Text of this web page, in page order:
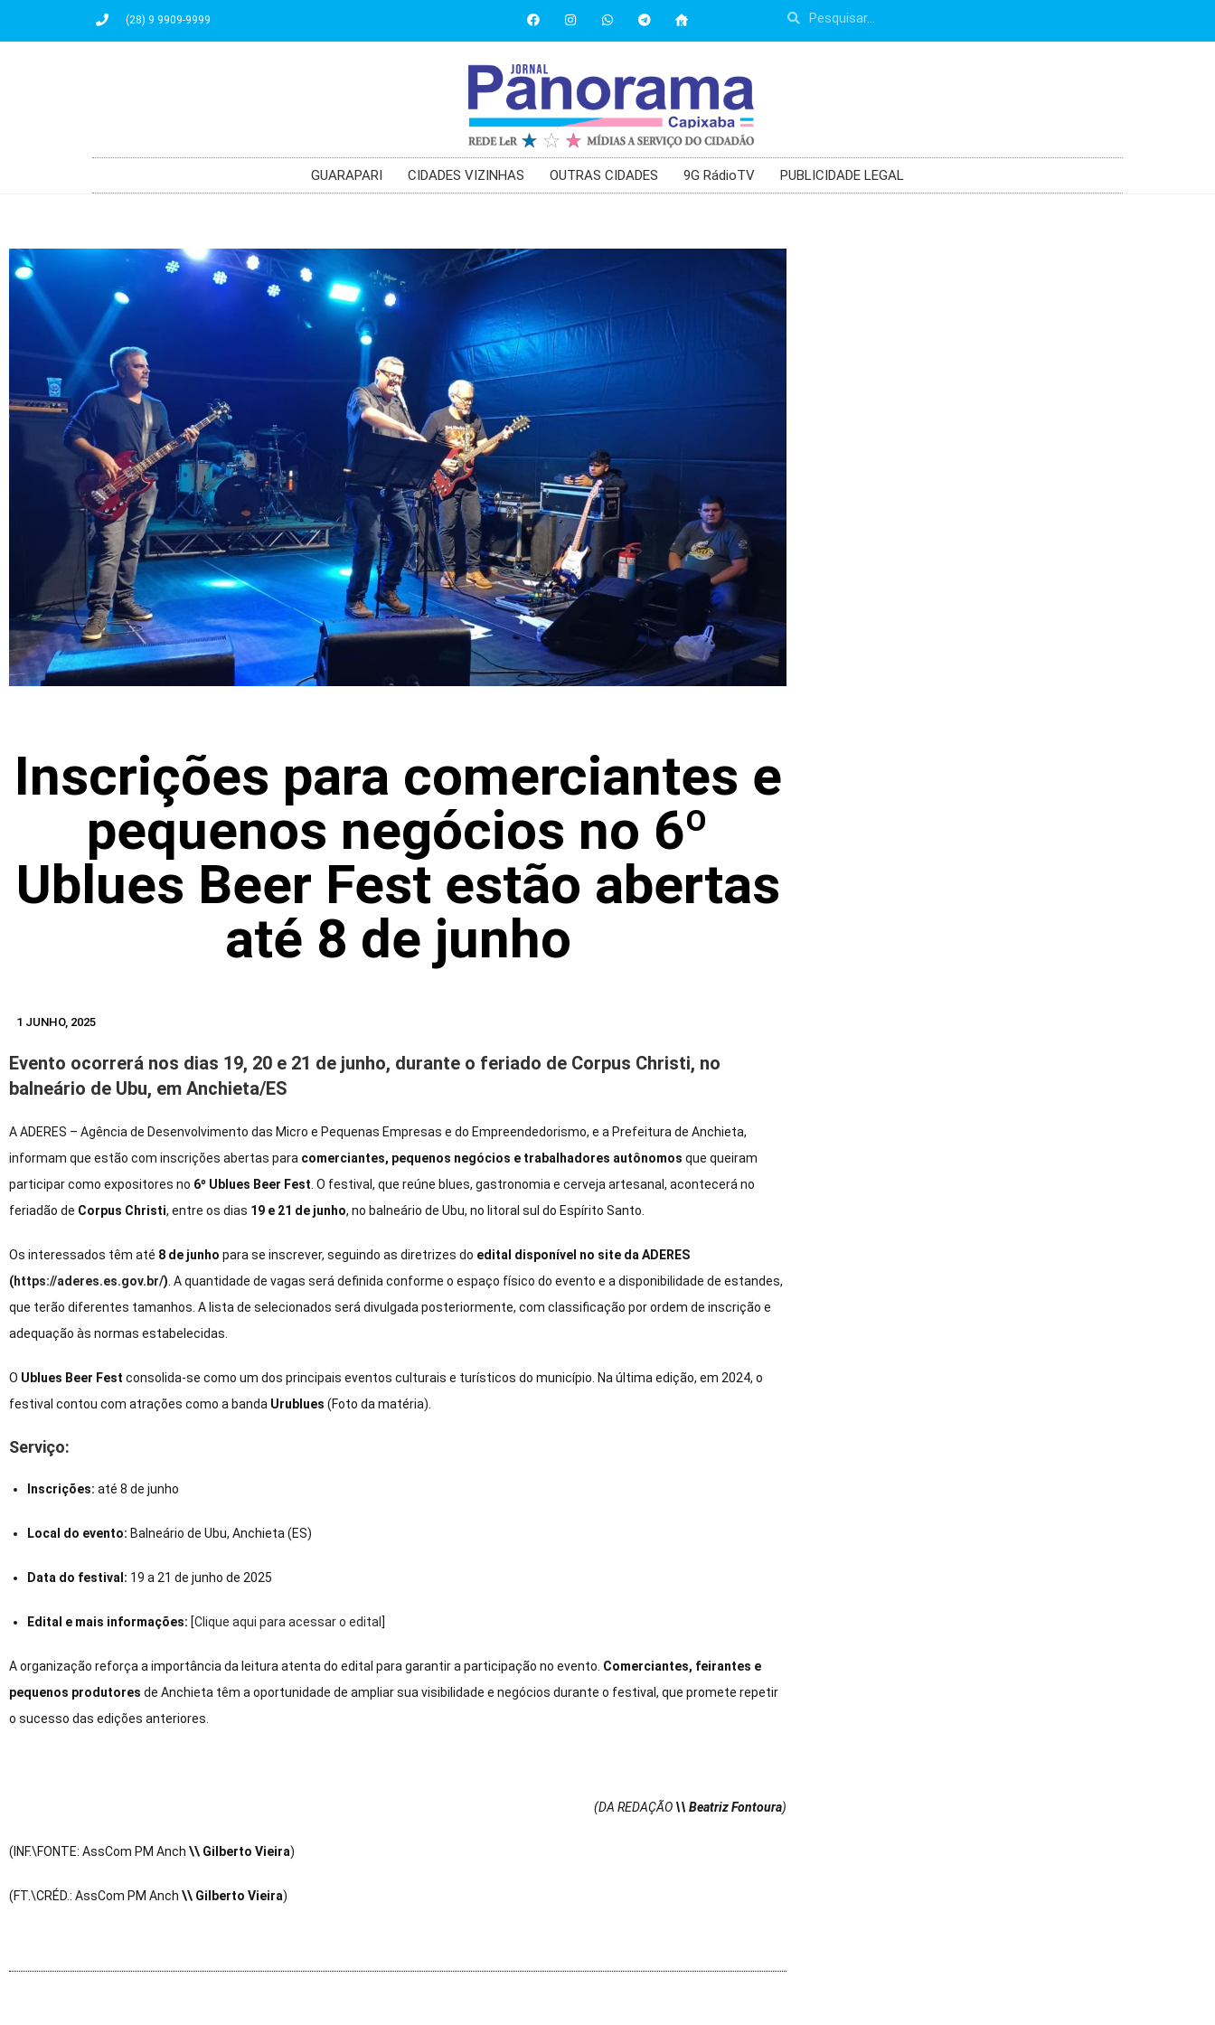
(28) 9 9909-9999
GUARAPARI CIDADES VIZINHAS OUTRAS CIDADES 9G RádioTV PUBLICIDADE LEGAL
Inscrições para comerciantes e
pequenos negócios no 6º
Ublues Beer Fest estão abertas
até 8 de junho
1 JUNHO, 2025
Evento ocorrerá nos dias 19, 20 e 21 de junho, durante o feriado de Corpus Christi, no
balneário de Ubu, em Anchieta/ES
A ADERES – Agência de Desenvolvimento das Micro e Pequenas Empresas e do Empreendedorismo, e a Prefeitura de Anchieta,
informam que estão com inscrições abertas para comerciantes, pequenos negócios e trabalhadores autônomos que queiram
participar como expositores no 6º Ublues Beer Fest . O festival, que reúne blues, gastronomia e cerveja artesanal, acontecerá no
feriadão de Corpus Christi, entre os dias 19 e 21 de junho, no balneário de Ubu, no litoral sul do Espírito Santo.
Os interessados têm até 8 de junho para se inscrever, seguindo as diretrizes do edital disponível no site da ADERES
(https://aderes.es.gov.br/) . A quantidade de vagas será definida conforme o espaço físico do evento e a disponibilidade de estandes,
que terão diferentes tamanhos. A lista de selecionados será divulgada posteriormente, com classificação por ordem de inscrição e
adequação às normas estabelecidas.
O Ublues Beer Fest consolida-se como um dos principais eventos culturais e turísticos do município. Na última edição, em 2024, o
festival contou com atrações como a banda Urublues (Foto da matéria).
Serviço:
Inscrições: até 8 de junho
Local do evento: Balneário de Ubu, Anchieta (ES)
Data do festival: 19 a 21 de junho de 2025
Edital e mais informações: [Clique aqui para acessar o edital]
A organização reforça a importância da leitura atenta do edital para garantir a participação no evento. Comerciantes, feirantes e
pequenos produtores de Anchieta têm a oportunidade de ampliar sua visibilidade e negócios durante o festival, que promete repetir
o sucesso das edições anteriores.
(DA REDAÇÃO \\ Beatriz Fontoura)
(INF.\FONTE: AssCom PM Anch \\ Gilberto Vieira)
(FT.\CRÉD.: AssCom PM Anch \\ Gilberto Vieira)